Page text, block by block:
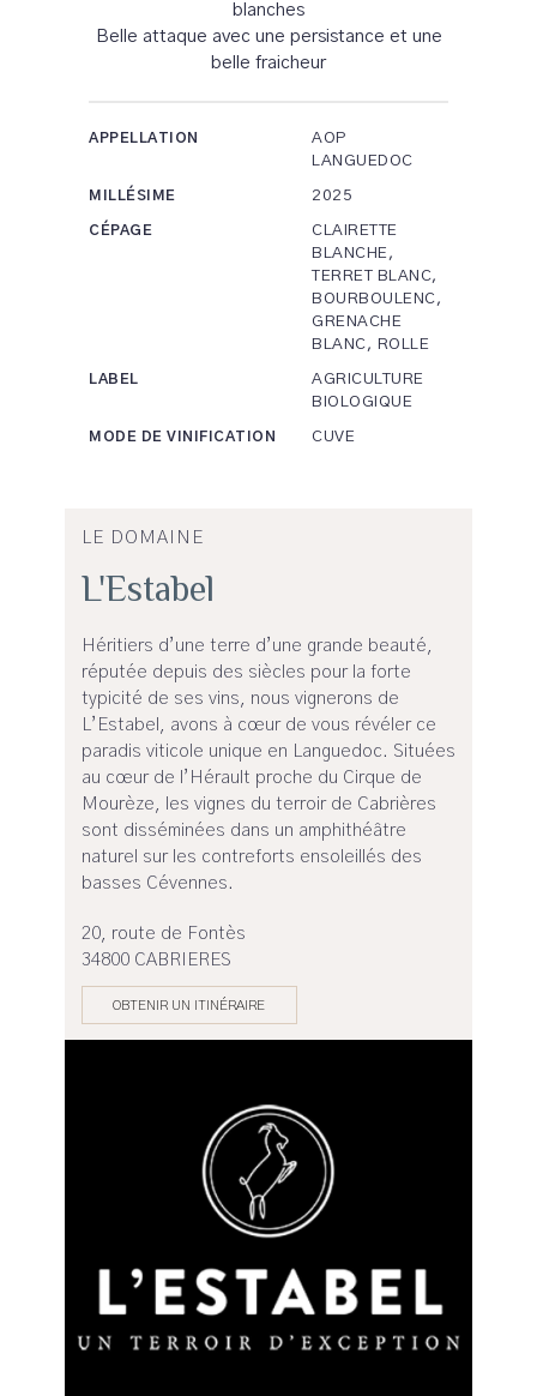
blanches
Belle attaque avec une persistance et une
belle fraicheur
APPELLATION
AOP
LANGUEDOC
MILLÉSIME 2025
CÉPAGE
CLAIRETTE
BLANCHE,
TERRET BLANC,
BOURBOULENC,
GRENACHE
BLANC, ROLLE
LABEL
AGRICULTURE
BIOLOGIQUE
MODE DE VINIFICATION CUVE
LE DOMAINE
L'Estabel
Héritiers d’une terre d’une grande beauté,
réputée depuis des siècles pour la forte
typicité de ses vins, nous vignerons de
L’Estabel, avons à cœur de vous révéler ce
paradis viticole unique en Languedoc. Situées
au cœur de l’Hérault proche du Cirque de
Mourèze, les vignes du terroir de Cabrières
sont disséminées dans un amphithéâtre
naturel sur les contreforts ensoleillés des
basses Cévennes.
20, route de Fontès
34800 CABRIERES
OBTENIR UN ITINÉRAIRE